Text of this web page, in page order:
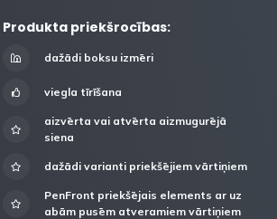
Produkta priekšrocības:
dažādi boksu izmēri
viegla tīrīšana
aizvērta vai atvērta aizmugurējā
siena
dažādi varianti priekšējiem vārtiņiem
PenFront priekšējais elements ar uz
abām pusēm atveramiem vārtiņiem